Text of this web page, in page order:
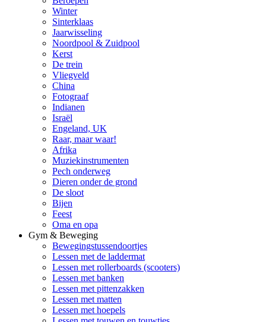
Winter
Sinterklaas
Jaarwisseling
Noordpool & Zuidpool
Kerst
De trein
Vliegveld
China
Fotograaf
Indianen
Israël
Engeland, UK
Raar, maar waar!
Afrika
Muziekinstrumenten
Pech onderweg
Dieren onder de grond
De sloot
Bijen
Feest
Oma en opa
Gym & Beweging
Bewegingstussendoortjes
Lessen met de laddermat
Lessen met rollerboards (scooters)
Lessen met banken
Lessen met pittenzakken
Lessen met matten
Lessen met hoepels